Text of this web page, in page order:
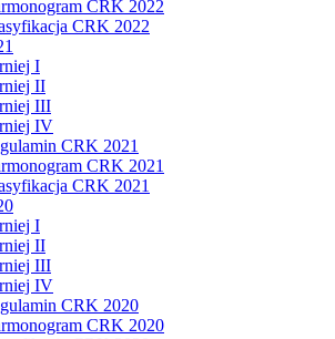
CRK 2022
CRK 2022
I
II
III
IV
CRK 2021
CRK 2021
CRK 2021
I
II
III
IV
CRK 2020
CRK 2020